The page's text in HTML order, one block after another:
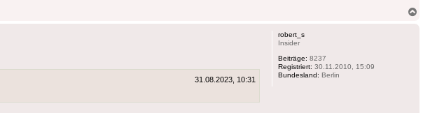
robert_s
Insider
Beiträge: 8237
Registriert: 30.11.2010, 15:09
Bundesland: Berlin
31.08.2023, 10:31